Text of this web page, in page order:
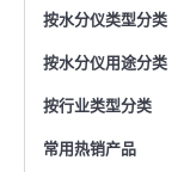
按水分仪类型分类
按水分仪用途分类
按行业类型分类
常用热销产品